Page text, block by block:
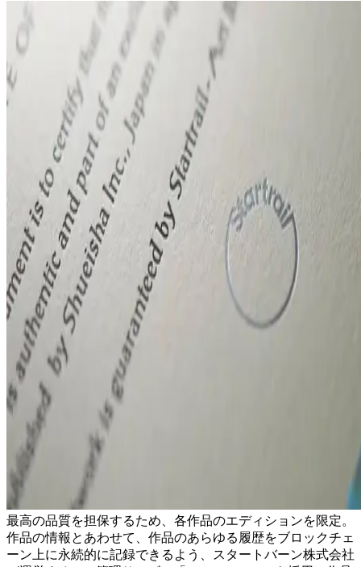
最高の品質を担保するため、各作品のエディションを限定。
作品の情報とあわせて、作品のあらゆる履歴をブロックチェ
ーン上に永続的に記録できるよう、スタートバーン株式会社